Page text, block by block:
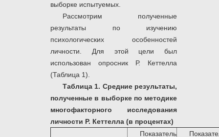
выборке испытуемых.
Рассмотрим полученные
результаты по изучению
психологических особенностей
личности. Для этой цели был
использован опросник Р. Кеттелла
(Таблица 1).
Таблица 1. Средние результаты,
полученные в выборке по методике
многофакторного исследования
личности Р. Кеттелла (в процентах)
Показатель